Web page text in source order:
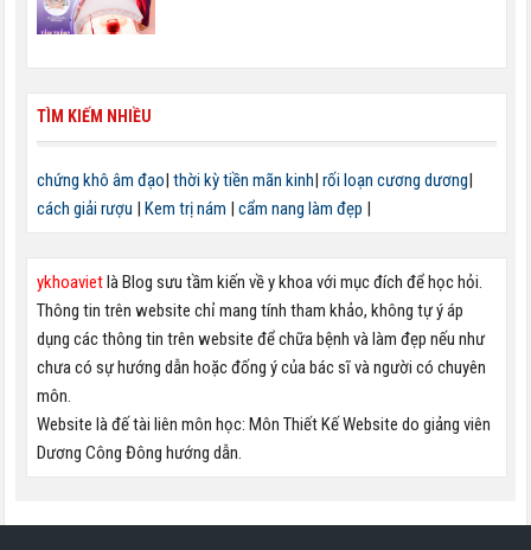
TÌM KIẾM NHIỀU
chứng khô âm đạo| thời kỳ tiền mãn kinh| rối loạn cương dương|
cách giải rượu | Kem trị nám | cẩm nang làm đẹp |
ykhoavietlà Blog sưu tầm kiến về y khoa với mục đích để học hỏi.
Thông tin trên website chỉ mang tính tham khảo, không tự ý áp
dụng các thông tin trên website để chữa bệnh và làm đẹp nếu như
chưa có sự hướng dẫn hoặc đống ý của bác sĩ và người có chuyên
môn.
Website là đế tài liên môn học: Môn Thiết Kế Website do giảng viên
Dương Công Đông hướng dẫn.